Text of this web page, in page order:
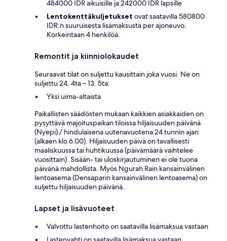
484000 IDR aikuisille ja 242000 IDR lapsille
Lentokenttäkuljetukset ovat saatavilla 580800
IDR:n suuruisesta lisämaksusta per ajoneuvo.
Korkeintaan 4 henkilöä.
Remontit ja kiinniolokaudet
Seuraavat tilat on suljettu kausittain joka vuosi. Ne on
suljettu 24. 4ta – 13. 5ta:
Yksi uima-altaista
Paikallisten säädösten mukaan kaikkien asiakkaiden on
pysyttävä majoituspaikan tiloissa hiljaisuuden päivänä
(Nyepi) / hindulaisena uutenavuotena 24 tunnin ajan
(alkaen klo 6.00). Hiljaisuuden päivä on tavallisesti
maaliskuussa tai huhtikuussa (päivämäärä vaihtelee
vuosittain). Sisään- tai uloskirjautuminen ei ole tuona
päivänä mahdollista. Myös Ngurah Rain kansainvälinen
lentoasema (Densaparin kansainvälinen lentoasema) on
suljettu hiljaisuuden päivänä.
Lapset ja lisävuoteet
Valvottu lastenhoito on saatavilla lisämaksua vastaan